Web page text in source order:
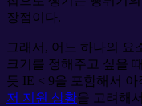
장점이다.
그래서, 어느 하나의 요
크기를 정해주고 싶을
듯 IE < 9을 포함해서
저 지원 상황을 고려해